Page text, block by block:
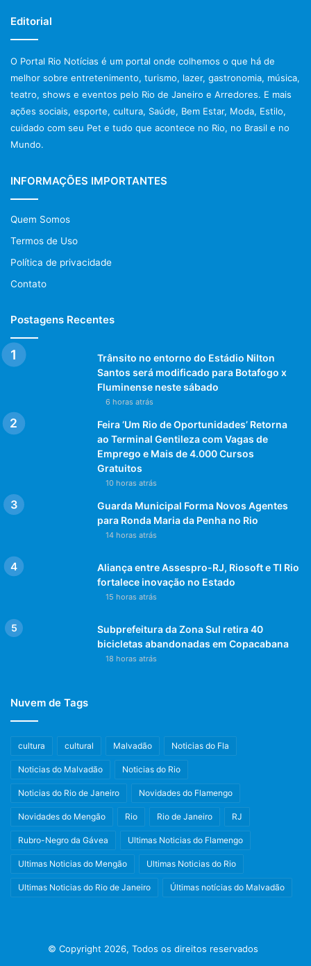
Editorial
O Portal Rio Notícias é um portal onde colhemos o que há de
melhor sobre entretenimento, turismo, lazer, gastronomia, música,
teatro, shows e eventos pelo Rio de Janeiro e Arredores. E mais
ações sociais, esporte, cultura, Saúde, Bem Estar, Moda, Estilo,
cuidado com seu Pet e tudo que acontece no Rio, no Brasil e no
Mundo.
INFORMAÇÕES IMPORTANTES
Quem Somos
Termos de Uso
Política de privacidade
Contato
Postagens Recentes
Trânsito no entorno do Estádio Nilton
Santos será modificado para Botafogo x
Fluminense neste sábado
6 horas atrás
Feira ‘Um Rio de Oportunidades’ Retorna
ao Terminal Gentileza com Vagas de
Emprego e Mais de 4.000 Cursos
Gratuitos
10 horas atrás
Guarda Municipal Forma Novos Agentes
para Ronda Maria da Penha no Rio
14 horas atrás
Aliança entre Assespro-RJ, Riosoft e TI Rio
fortalece inovação no Estado
15 horas atrás
Subprefeitura da Zona Sul retira 40
bicicletas abandonadas em Copacabana
18 horas atrás
Nuvem de Tags
cultura cultural Malvadão Noticias do Fla
Noticias do Malvadão Noticias do Rio
Noticias do Rio de Janeiro Novidades do Flamengo
Novidades do Mengão Rio Rio de Janeiro RJ
Rubro-Negro da Gávea Ultimas Noticias do Flamengo
Ultimas Noticias do Mengão Ultimas Noticias do Rio
Ultimas Noticias do Rio de Janeiro Últimas notícias do Malvadão
© Copyright 2026, Todos os direitos reservados